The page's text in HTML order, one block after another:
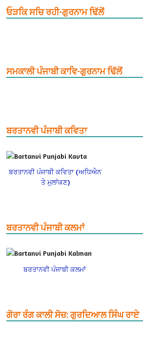
ਓੜਕਿ ਸਚਿ ਰਹੀ-ਗੁਰਨਾਮ ਢਿੱਲੋਂ
ਸਮਕਾਲੀ ਪੰਜਾਬੀ ਕਾਵਿ-ਗੁਰਨਾਮ ਢਿੱਲੋਂ
ਬਰਤਾਨਵੀ ਪੰਜਾਬੀ ਕਵਿਤਾ
ਬਰਤਾਨਵੀ ਪੰਜਾਬੀ ਕਵਿਤਾ (ਅਧਿਐਨ
ਤੇ ਮੁਲਾਂਕਣ)
ਬਰਤਾਨਵੀ ਪੰਜਾਬੀ ਕਲਮਾਂ
ਬਰਤਾਨਵੀ ਪੰਜਾਬੀ ਕਲਮਾਂ
ਗੋਰਾ ਰੰਗ ਕਾਲੀ ਸੋਚ: ਗੁਰਦਿਆਲ ਸਿੰਘ ਰਾਏ